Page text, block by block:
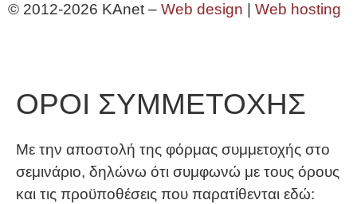
© 2012-2026 KAnet – Web design Web hosting
ΟΡΟΙ ΣΥΜΜΕΤΟΧΗΣ
Με την αποστολή της φόρμας συμμετοχής στο
σεμινάριο, δηλώνω ότι συμφωνώ με τους όρους
και τις προϋποθέσεις που παρατίθενται εδώ: